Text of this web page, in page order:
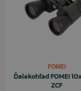
FOMEI
Ďalekohľad FOMEI
ZCF